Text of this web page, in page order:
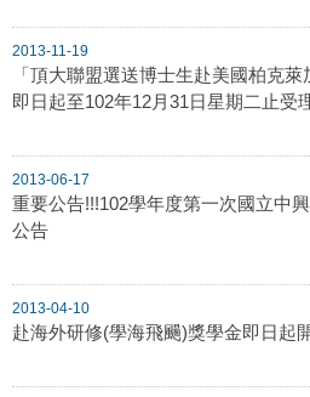
2013-11-19
「頂大聯盟選送博士生赴美國柏克
即日起至102年12月31日星期二止受
2013-06-17
重要公告!!!102學年度第一次國立中
公告
2013-04-10
赴海外研修(學海飛颺)獎學金即日起